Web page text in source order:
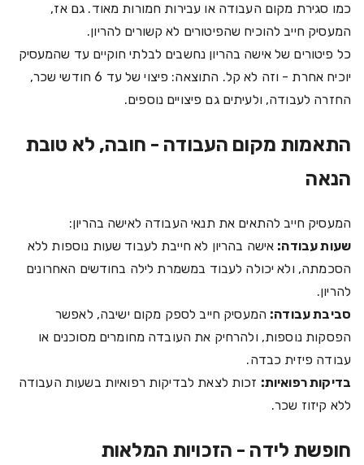
כמו סגירת מקום העבודה או עבירות חמורות מאוד. גם אז,
המעסיק חייב להוכיח שהפיטורים לא קשורים להריון.
כל פיטורים של אישה בהריון נחשבים לבלתי חוקיים עד שהמעסיק
יוכיח אחרת - וזה לא קל. התוצאה: פיצוי של עד 6 חודשי שכר,
החזרה לעבודה, ולעיתים גם פיצויים נוספים.
התאמות מקום העבודה - חובה, לא טובת
הנאה
המעסיק חייב להתאים את תנאי העבודה לאישה בהריון:
שעות עבודה: אישה בהריון לא חייבת לעבוד שעות נוספות ללא
הסכמתה, ולא יכולה לעבוד במשמרת לילה בחודשים האחרונים
להריון.
סביבת עבודה: המעסיק חייב לספק מקום ישיבה, לאפשר
הפסקות נוספות, ולהרחיק את העובדה מחומרים מסוכנים או
עבודה פיזית כבדה.
בדיקות רפואיות: זכות לצאת לבדיקות רפואיות בשעות העבודה
ללא קיזוז שכר.
חופשת לידה - הזכויות המלאות